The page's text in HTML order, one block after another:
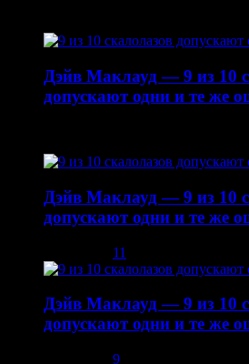
Дэйв Маклауд — 9 из 10
допускают одни и те же
Дэйв Маклауд — 9 из 10
допускают одни и те же
11
Дэйв Маклауд — 9 из 10
допускают одни и те же
9